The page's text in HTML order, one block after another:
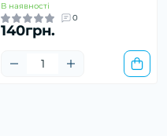
В наявності
0
140грн.